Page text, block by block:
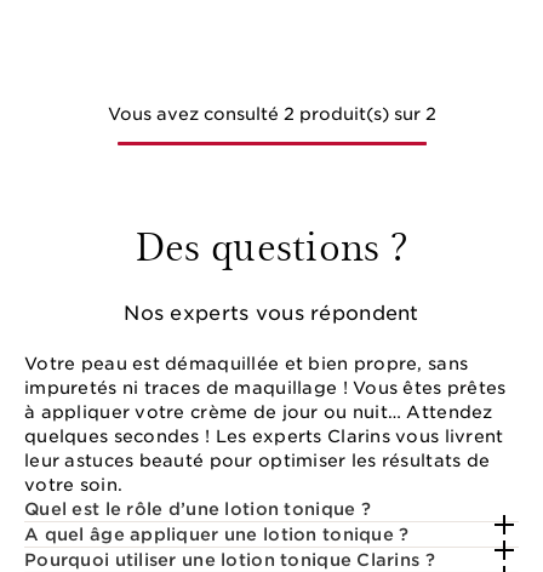
Vous avez consulté 2 produit(s) sur 2
Des questions ?
Nos experts vous répondent
Votre peau est démaquillée et bien propre, sans
impuretés ni traces de maquillage ! Vous êtes prêtes
à appliquer votre crème de jour ou nuit… Attendez
quelques secondes ! Les experts Clarins vous livrent
leur astuces beauté pour optimiser les résultats de
votre soin.
Quel est le rôle d’une lotion tonique ?
A quel âge appliquer une lotion tonique ?
Pourquoi utiliser une lotion tonique Clarins ?